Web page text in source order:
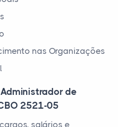
nas Organizações
de
2521-05
salários e